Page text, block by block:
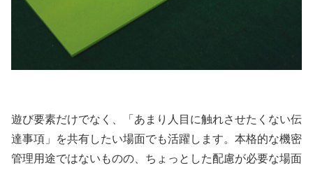
遊び要素だけでなく、「あまり人目に触れさせたくない伝
達事項」を共有したい場面でも活躍します。本格的な機密
管理用途ではないものの、ちょっとした配慮が必要な場面